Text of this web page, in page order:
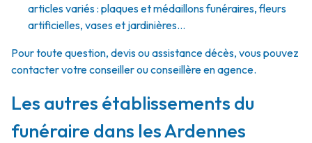
articles variés : plaques et médaillons funéraires, fleurs
artificielles, vases et jardinières...
Pour toute question, devis ou assistance décès, vous pouvez
contacter votre conseiller ou conseillère en agence.
Les autres établissements du
funéraire dans les Ardennes